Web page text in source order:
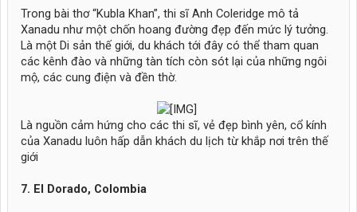
Trong bài thơ “Kubla Khan”, thi sĩ Anh Coleridge mô tả
Xanadu như một chốn hoang đường đẹp đến mức lý tưởng.
Là một Di sản thế giới, du khách tới đây có thể tham quan
các kênh đào và những tàn tích còn sót lại của những ngôi
mộ, các cung điện và đền thờ.
Là nguồn cảm hứng cho các thi sĩ, vẻ đẹp bình yên, cổ kính
của Xanadu luôn hấp dẫn khách du lịch từ khắp nơi trên thế
giới
7. El Dorado, Colombia